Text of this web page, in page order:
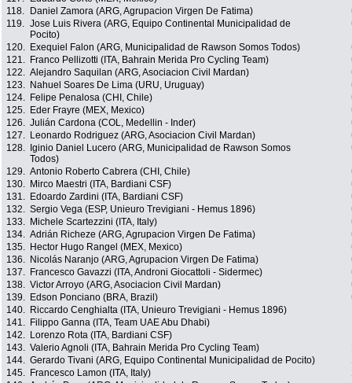
118.
Daniel Zamora (ARG, Agrupacion Virgen De Fatima)
119. Jose Luis Rivera (ARG, Equipo Continental Municipalidad de
Pocito)
120. Exequiel Falon (ARG, Municipalidad de Rawson Somos Todos)
121.
Franco Pellizotti (ITA, Bahrain Merida Pro Cycling Team)
122. Alejandro Saquilan (ARG, Asociacion Civil Mardan)
123.
Nahuel Soares De Lima (URU, Uruguay)
124.
Felipe Penalosa (CHI, Chile)
125.
Eder Frayre (MEX, Mexico)
126. Julián Cardona (COL, Medellin - Inder)
127.
Leonardo Rodriguez (ARG, Asociacion Civil Mardan)
128.
Iginio Daniel Lucero (ARG, Municipalidad de Rawson Somos
Todos)
129. Antonio Roberto Cabrera (CHI, Chile)
130.
Mirco Maestri (ITA, Bardiani CSF)
131.
Edoardo Zardini (ITA, Bardiani CSF)
132. Sergio Vega (ESP, Unieuro Trevigiani - Hemus 1896)
133.
Michele Scartezzini (ITA, Italy)
134. Adrián Richeze (ARG, Agrupacion Virgen De Fatima)
135.
Hector Hugo Rangel (MEX, Mexico)
136.
Nicolás Naranjo (ARG, Agrupacion Virgen De Fatima)
137.
Francesco Gavazzi (ITA, Androni Giocattoli - Sidermec)
138. Victor Arroyo (ARG, Asociacion Civil Mardan)
139.
Edson Ponciano (BRA, Brazil)
140.
Riccardo Cenghialta (ITA, Unieuro Trevigiani - Hemus 1896)
141.
Filippo Ganna (ITA, Team UAE Abu Dhabi)
142.
Lorenzo Rota (ITA, Bardiani CSF)
143. Valerio Agnoli (ITA, Bahrain Merida Pro Cycling Team)
144. Gerardo Tivani (ARG, Equipo Continental Municipalidad de Pocito)
145.
Francesco Lamon (ITA, Italy)